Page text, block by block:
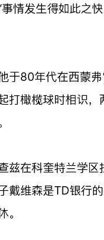
情发生得如此之
于80年代在西蒙
打橄榄球时相识，
兹在科奎特兰学区
戴维森是TD银行
。